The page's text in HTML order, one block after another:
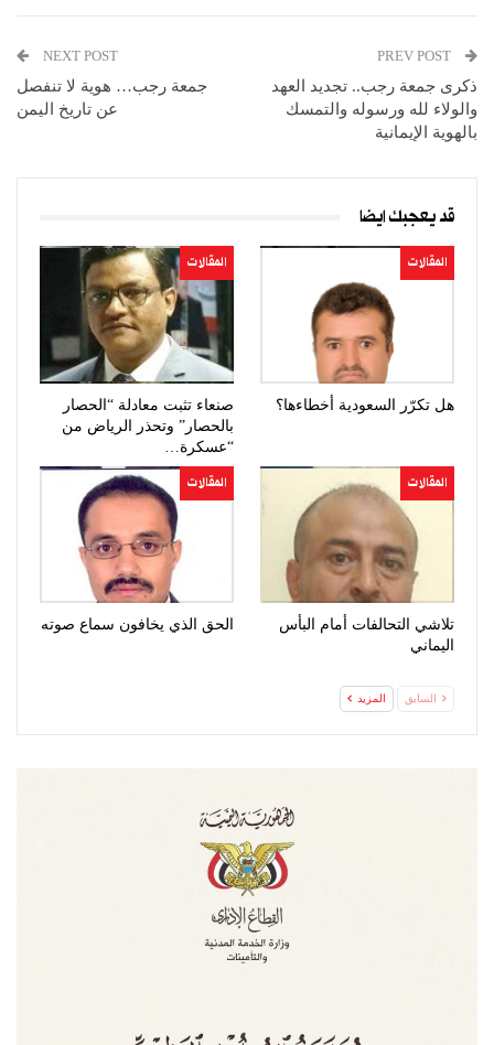
ذكرى جمعة رجب.. تجديد العهد
والولاء لله ورسوله والتمسك
بالهوية الإيمانية
NEXT POST
جمعة رجب… هوية لا تنفصل
عن تاريخ اليمن
قد يعجبك ايضا
المقالات
هل تكرّر السعودية أخطاءها؟
المقالات
صنعاء تثبت معادلة “الحصار
بالحصار” وتحذر الرياض من
“عسكرة…
المقالات
تلاشي التحالفات أمام البأس
اليماني
المقالات
الحق الذي يخافون سماع صوته
السابق المزيد